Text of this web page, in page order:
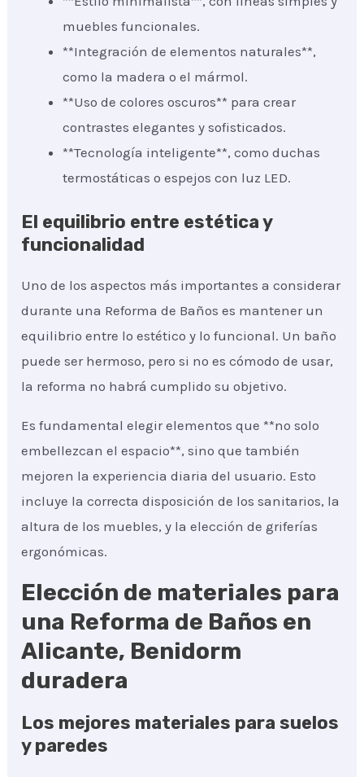
muebles funcionales.
**Integración de elementos naturales**,
como la madera o el mármol.
**Uso de colores oscuros** para crear
contrastes elegantes y sofisticados.
**Tecnología inteligente**, como duchas
termostáticas o espejos con luz LED.
El equilibrio entre estética y
funcionalidad
Uno de los aspectos más importantes a considerar
durante una Reforma de Baños es mantener un
equilibrio entre lo estético y lo funcional. Un baño
puede ser hermoso, pero si no es cómodo de usar,
la reforma no habrá cumplido su objetivo.
Es fundamental elegir elementos que **no solo
embellezcan el espacio**, sino que también
mejoren la experiencia diaria del usuario. Esto
incluye la correcta disposición de los sanitarios, la
altura de los muebles, y la elección de griferías
ergonómicas.
Elección de materiales para
una Reforma de Baños en
Alicante, Benidorm
duradera
Los mejores materiales para suelos
y paredes